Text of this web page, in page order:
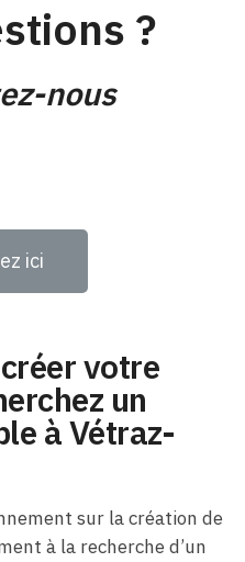
?
nous
ici
votre
un
à Vétraz-
sur la création de
à la recherche d’un